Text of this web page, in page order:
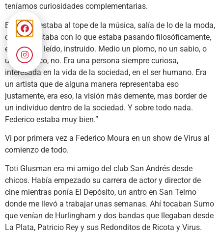
teníamos curiosidades complementarias.
Entonces estaba al tope de la música, salía de lo de la moda,
del arte. Estaba con lo que estaba pasando filosóficamente,
era un tipo leído, instruido. Medio un plomo, no un sabio, o
un científico, no. Era una persona siempre curiosa,
interesada en la vida de la sociedad, en el ser humano. Era
un artista que de alguna manera representaba eso
justamente, era eso, la visión más demente, mas border de
un individuo dentro de la sociedad. Y sobre todo nada.
Federico estaba muy bien.”
Vi por primera vez a Federico Moura en un show de Virus al
comienzo de todo.
Toti Glusman era mi amigo del club San Andrés desde
chicos. Había empezado su carrera de actor y director de
cine mientras ponía El Depósito, un antro en San Telmo
donde me llevó a trabajar unas semanas. Ahí tocaban Sumo
que venían de Hurlingham y dos bandas que llegaban desde
La Plata, Patricio Rey y sus Redonditos de Ricota y Virus.